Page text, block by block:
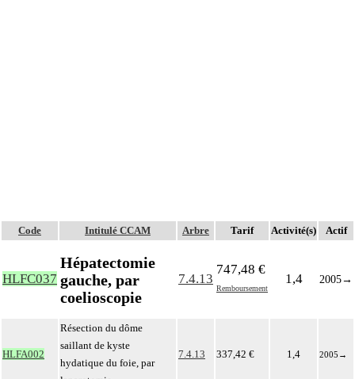
Code Intitulé CCAM Arbre Tarif Activité(s) Actif
HLFC037
Hépatectomie
gauche, par
coelioscopie
7.4.13
747,48 €
Remboursement
1,4 2005→
HLFA002
Résection du dôme
saillant de kyste
hydatique du foie, par
7.4.13 337,42 € 1,4 2005 →